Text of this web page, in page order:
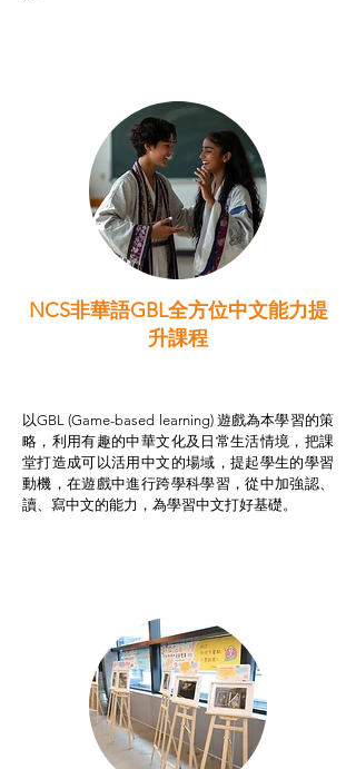
NCS非華語GBL全方位中文能力提
升課程
以GBL (Game-based learning) 遊戲為本學習的策
略，利用有趣的中華文化及日常生活情境，把課
堂打造成可以活用中文的場域，提起學生的學習
動機，在遊戲中進行跨學科學習，從中加強認、
讀、寫中文的能力，為學習中文打好基礎。